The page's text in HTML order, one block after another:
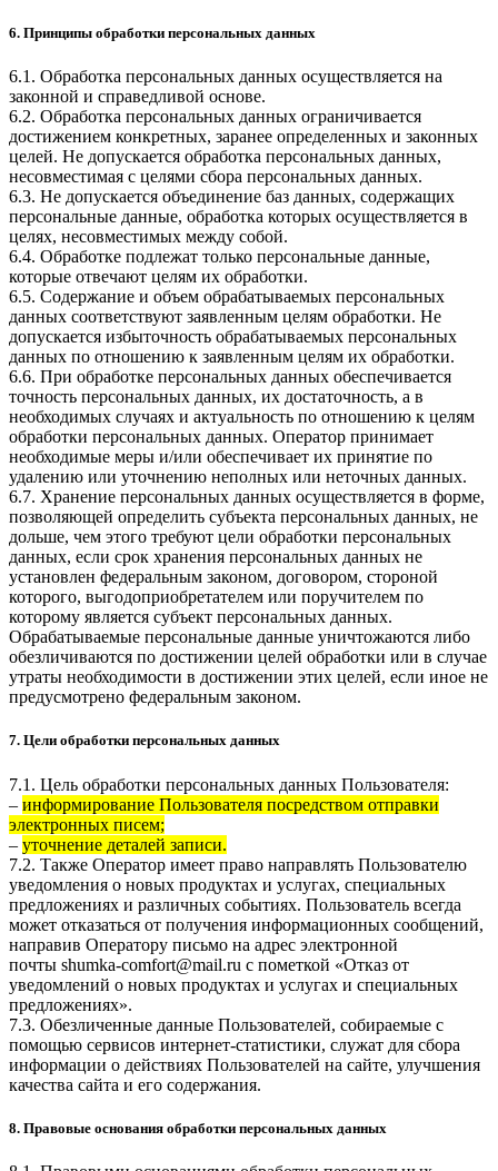
6. Принципы обработки персональных данных
6.1. Обработка персональных данных осуществляется на
законной и справедливой основе.
6.2. Обработка персональных данных ограничивается
достижением конкретных, заранее определенных и законных
целей. Не допускается обработка персональных данных,
несовместимая с целями сбора персональных данных.
6.3. Не допускается объединение баз данных, содержащих
персональные данные, обработка которых осуществляется в
целях, несовместимых между собой.
6.4. Обработке подлежат только персональные данные,
которые отвечают целям их обработки.
6.5. Содержание и объем обрабатываемых персональных
данных соответствуют заявленным целям обработки. Не
допускается избыточность обрабатываемых персональных
данных по отношению к заявленным целям их обработки.
6.6. При обработке персональных данных обеспечивается
точность персональных данных, их достаточность, а в
необходимых случаях и актуальность по отношению к целям
обработки персональных данных. Оператор принимает
необходимые меры и/или обеспечивает их принятие по
удалению или уточнению неполных или неточных данных.
6.7. Хранение персональных данных осуществляется в форме,
позволяющей определить субъекта персональных данных, не
дольше, чем этого требуют цели обработки персональных
данных, если срок хранения персональных данных не
установлен федеральным законом, договором, стороной
которого, выгодоприобретателем или поручителем по
которому является субъект персональных данных.
Обрабатываемые персональные данные уничтожаются либо
обезличиваются по достижении целей обработки или в случае
утраты необходимости в достижении этих целей, если иное не
предусмотрено федеральным законом.
7. Цели обработки персональных данных
7.1. Цель обработки персональных данных Пользователя:
– информирование Пользователя посредством отправки
электронных писем;
– уточнение деталей записи.
7.2. Также Оператор имеет право направлять Пользователю
уведомления о новых продуктах и услугах, специальных
предложениях и различных событиях. Пользователь всегда
может отказаться от получения информационных сообщений,
направив Оператору письмо на адрес электронной
почты shumka-comfort@mail.ru с пометкой «Отказ от
уведомлений о новых продуктах и услугах и специальных
предложениях».
7.3. Обезличенные данные Пользователей, собираемые с
помощью сервисов интернет-статистики, служат для сбора
информации о действиях Пользователей на сайте, улучшения
качества сайта и его содержания.
8. Правовые основания обработки персональных данных